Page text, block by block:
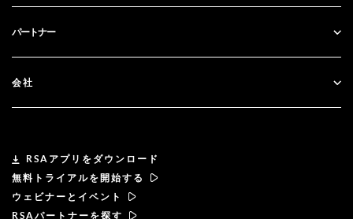
金融サービス
ブログ
ドキュメンテーション
カスタマー・サポート
パートナー
パートナーになる
会社
リーダーシップ
ニュース& プレス
RSAアプリをダウンロード
無料トライアルを開始する
ウェビナーとイベント
RSAパートナーを探す